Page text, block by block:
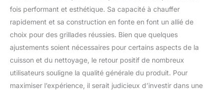
fois performant et esthétique. Sa capacité à chauffer
rapidement et sa construction en fonte en font un allié de
choix pour des grillades réussies. Bien que quelques
ajustements soient nécessaires pour certains aspects de la
cuisson et du nettoyage, le retour positif de nombreux
utilisateurs souligne la qualité générale du produit. Pour
maximiser l’expérience, il serait judicieux d’investir dans une